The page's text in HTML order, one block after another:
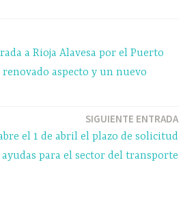
m rti
r
a Rioja Alavesa por el Puerto
aspecto y un nuevo
SIGUIENTE ENTRADA
el 1 de abril el plazo de solicitud
ayudas para el sector del transporte